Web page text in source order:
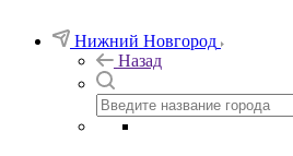
Нижний Новгород
Назад